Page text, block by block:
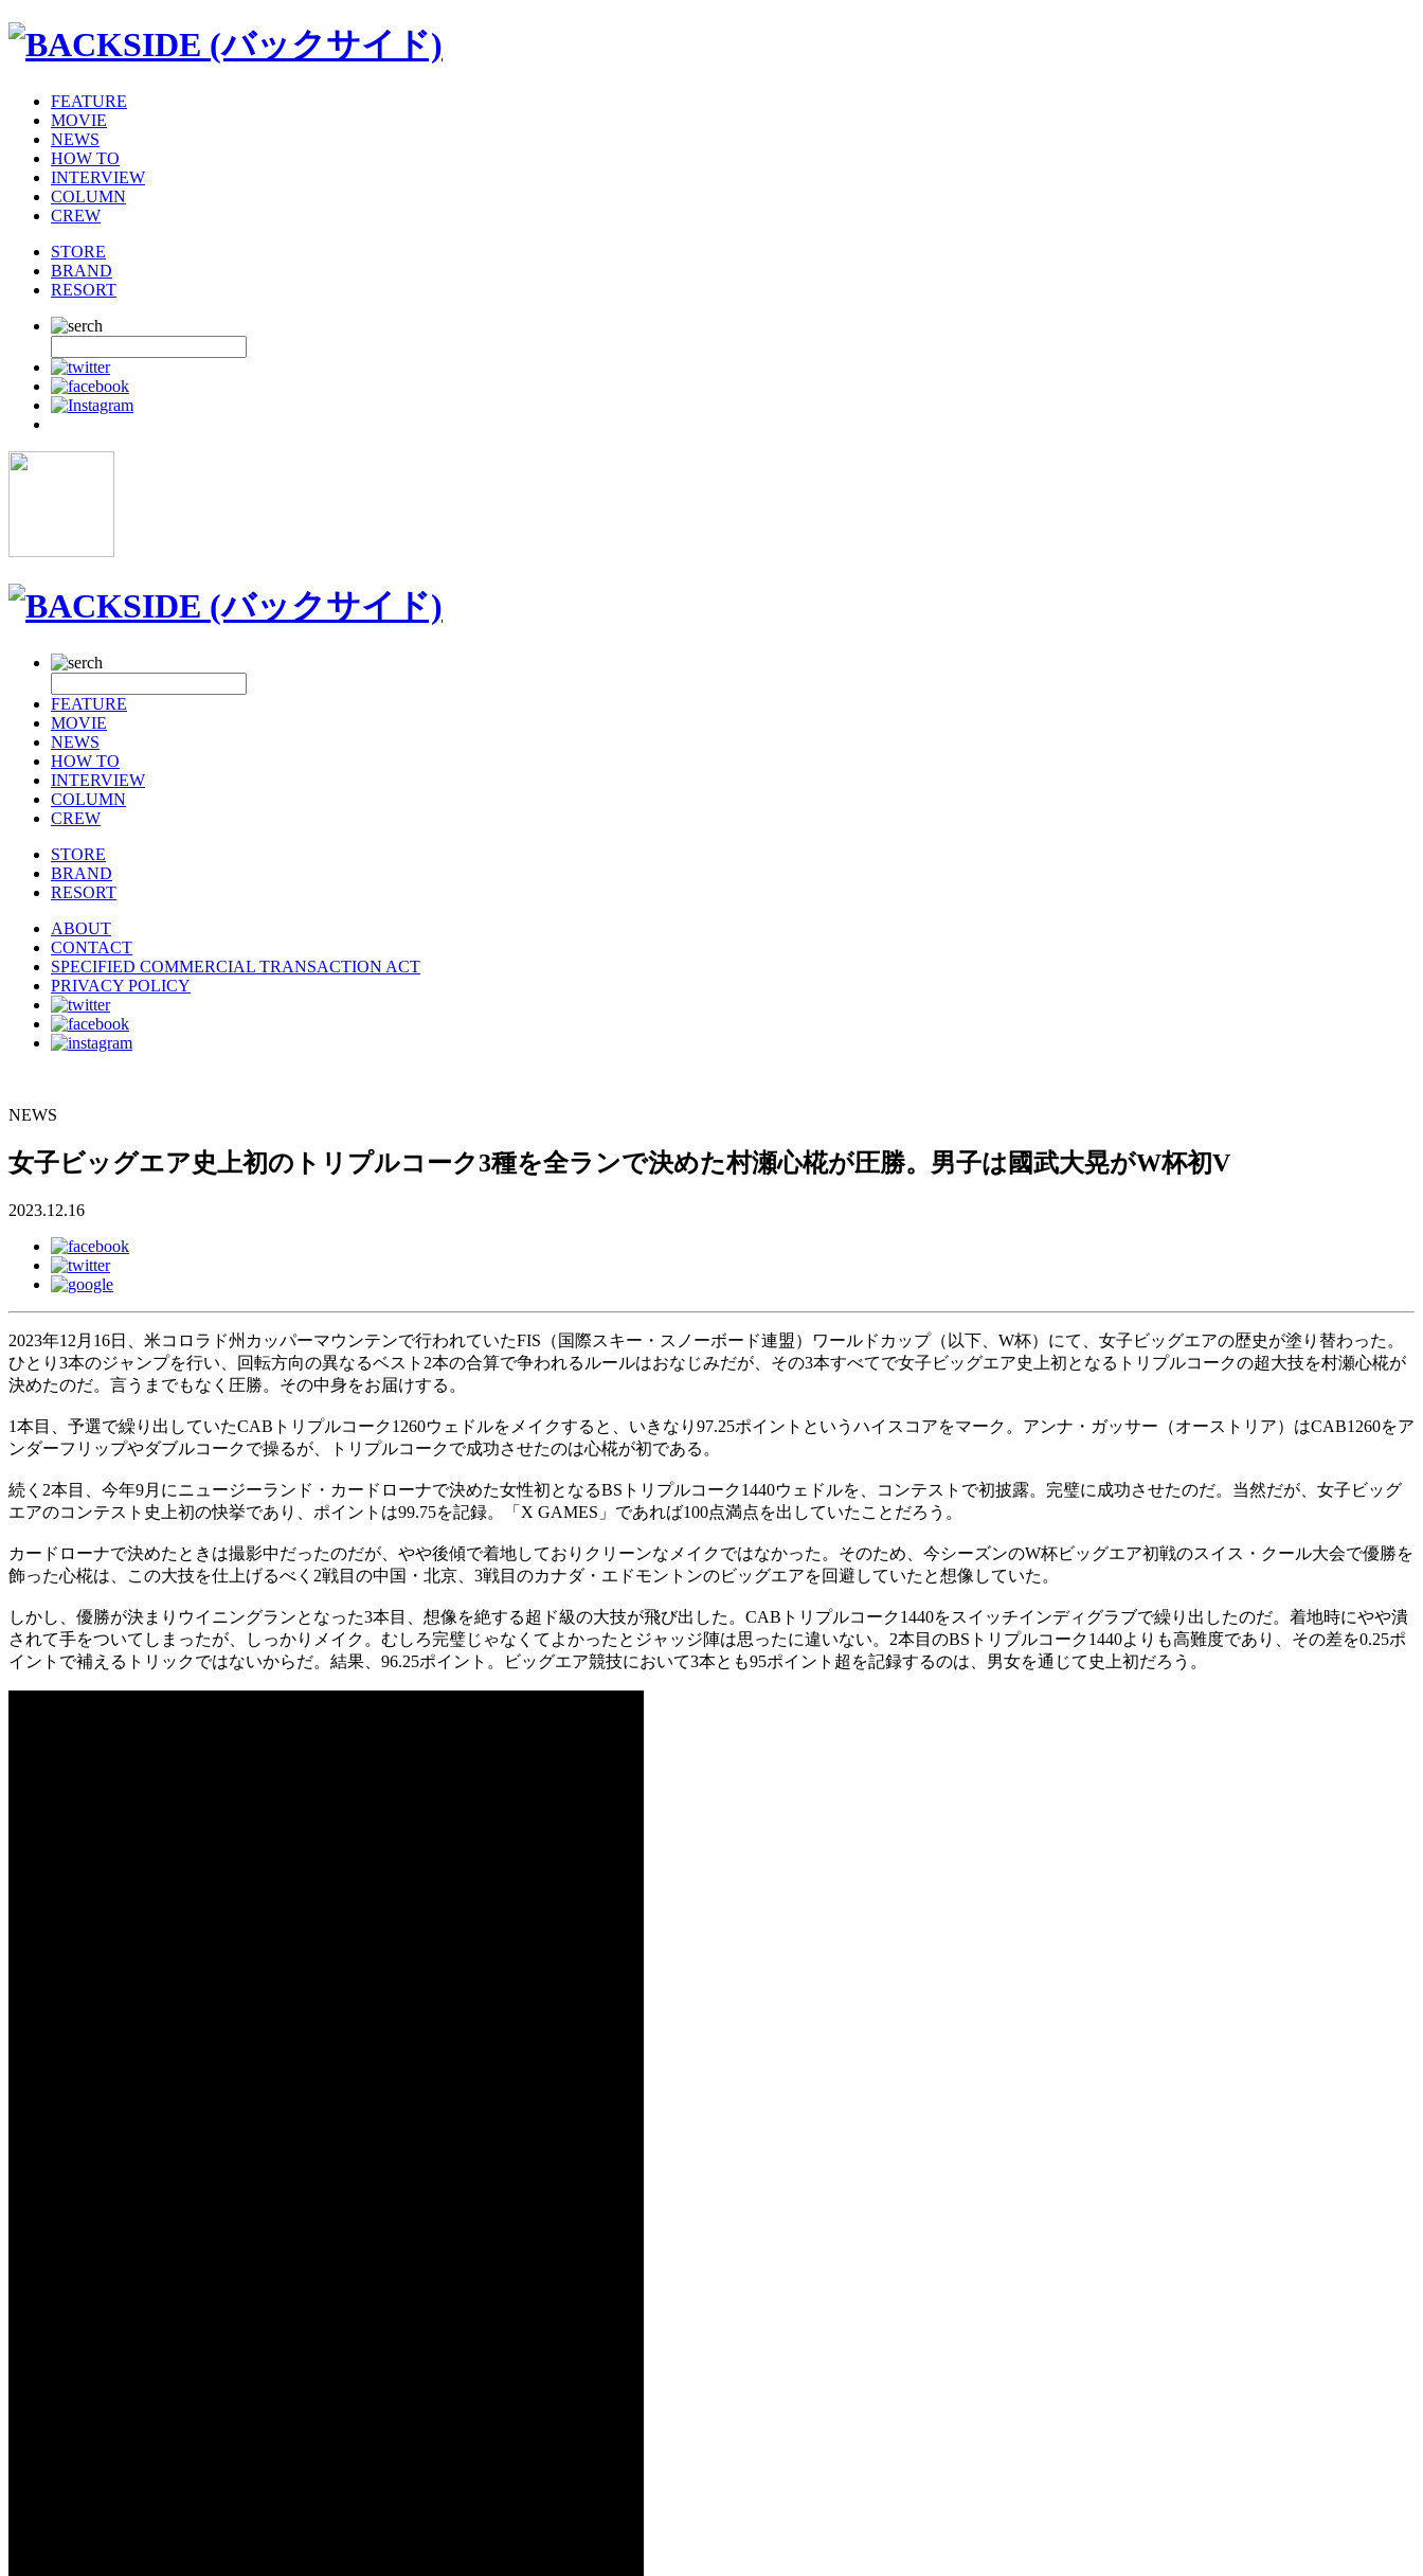
FEATURE
MOVIE
NEWS
HOW TO
INTERVIEW
COLUMN
CREW
STORE
BRAND
RESORT
FEATURE
MOVIE
NEWS
HOW TO
INTERVIEW
COLUMN
CREW
STORE
BRAND
RESORT
ABOUT
CONTACT
SPECIFIED COMMERCIAL TRANSACTION ACT
PRIVACY POLICY
NEWS
女子ビッグエア史上初のトリプルコーク3種を全ランで決めた村瀬心椛が圧勝。男子は國武大晃がW杯初V
2023.12.16
2023年12月16日、米コロラド州カッパーマウンテンで行われていたFIS（国際スキー・スノーボード連盟）ワールドカップ（以下、W杯）にて、女子ビッグエアの歴史が塗り替わった。
ひとり3本のジャンプを行い、回転方向の異なるベスト2本の合算で争われるルールはおなじみだが、その3本すべてで女子ビッグエア史上初となるトリプルコークの超大技を村瀬心椛が
決めたのだ。言うまでもなく圧勝。その中身をお届けする。
1本目、予選で繰り出していたCABトリプルコーク1260ウェドルをメイクすると、いきなり97.25ポイントというハイスコアをマーク。アンナ・ガッサー（オーストリア）はCAB1260をア
ンダーフリップやダブルコークで操るが、トリプルコークで成功させたのは心椛が初である。
続く2本目、今年9月にニュージーランド・カードローナで決めた女性初となるBSトリプルコーク1440ウェドルを、コンテストで初披露。完璧に成功させたのだ。当然だが、女子ビッグ
エアのコンテスト史上初の快挙であり、ポイントは99.75を記録。「X GAMES」であれば100点満点を出していたことだろう。
カードローナで決めたときは撮影中だったのだが、やや後傾で着地しておりクリーンなメイクではなかった。そのため、今シーズンのW杯ビッグエア初戦のスイス・クール大会で優勝を
飾った心椛は、この大技を仕上げるべく2戦目の中国・北京、3戦目のカナダ・エドモントンのビッグエアを回避していたと想像していた。
しかし、優勝が決まりウイニングランとなった3本目、想像を絶する超ド級の大技が飛び出した。CABトリプルコーク1440をスイッチインディグラブで繰り出したのだ。着地時にやや潰
されて手をついてしまったが、しっかりメイク。むしろ完璧じゃなくてよかったとジャッジ陣は思ったに違いない。2本目のBSトリプルコーク1440よりも高難度であり、その差を0.25ポ
イントで補えるトリックではないからだ。結果、96.25ポイント。ビッグエア競技において3本とも95ポイント超を記録するのは、男女を通じて史上初だろう。